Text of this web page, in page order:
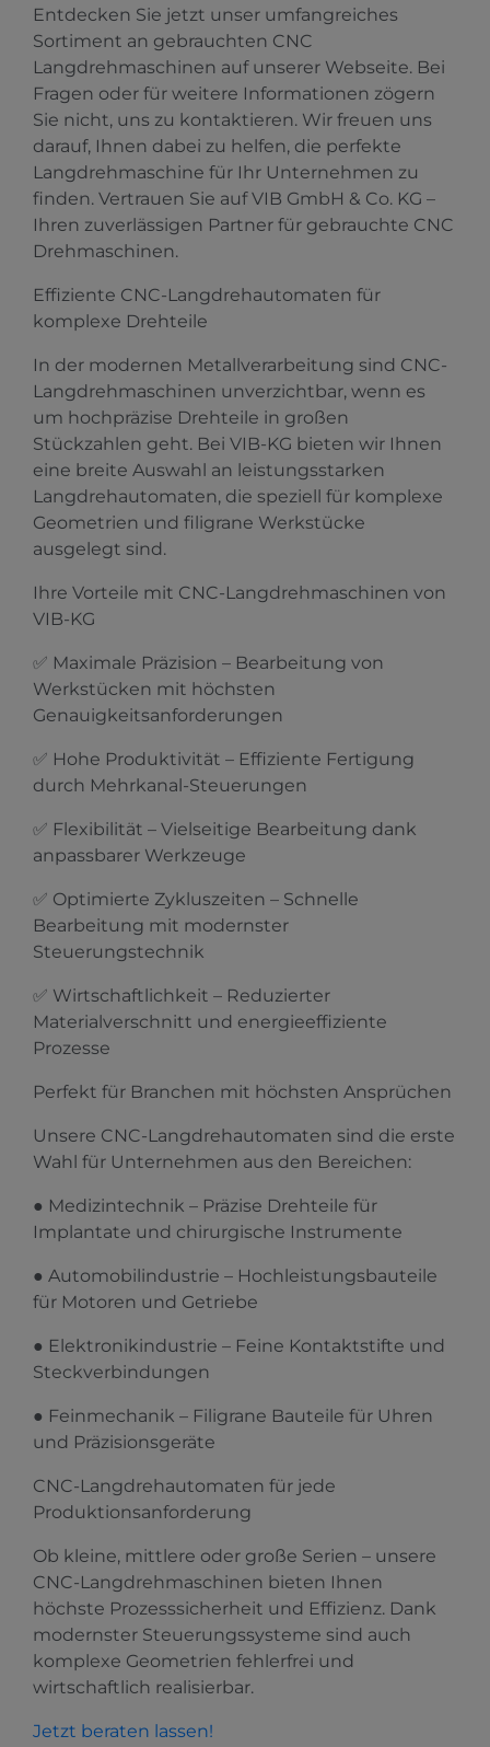
Entdecken Sie jetzt unser umfangreiches
Sortiment an gebrauchten CNC
Langdrehmaschinen auf unserer Webseite. Bei
Fragen oder für weitere Informationen zögern
Sie nicht, uns zu kontaktieren. Wir freuen uns
darauf, Ihnen dabei zu helfen, die perfekte
Langdrehmaschine für Ihr Unternehmen zu
finden. Vertrauen Sie auf VIB GmbH & Co. KG –
Ihren zuverlässigen Partner für gebrauchte CNC
Drehmaschinen.
Effiziente CNC-Langdrehautomaten für
komplexe Drehteile
In der modernen Metallverarbeitung sind CNC-
Langdrehmaschinen unverzichtbar, wenn es
um hochpräzise Drehteile in großen
Stückzahlen geht. Bei VIB-KG bieten wir Ihnen
eine breite Auswahl an leistungsstarken
Langdrehautomaten, die speziell für komplexe
Geometrien und filigrane Werkstücke
ausgelegt sind.
Ihre Vorteile mit CNC-Langdrehmaschinen von
VIB-KG
✅ Maximale Präzision – Bearbeitung von
Werkstücken mit höchsten
Genauigkeitsanforderungen
✅ Hohe Produktivität – Effiziente Fertigung
durch Mehrkanal-Steuerungen
✅ Flexibilität – Vielseitige Bearbeitung dank
anpassbarer Werkzeuge
✅ Optimierte Zykluszeiten – Schnelle
Bearbeitung mit modernster
Steuerungstechnik
✅ Wirtschaftlichkeit – Reduzierter
Materialverschnitt und energieeffiziente
Prozesse
Perfekt für Branchen mit höchsten Ansprüchen
Unsere CNC-Langdrehautomaten sind die erste
Wahl für Unternehmen aus den Bereichen:
● Medizintechnik – Präzise Drehteile für
Implantate und chirurgische Instrumente
● Automobilindustrie – Hochleistungsbauteile
für Motoren und Getriebe
● Elektronikindustrie – Feine Kontaktstifte und
Steckverbindungen
● Feinmechanik – Filigrane Bauteile für Uhren
und Präzisionsgeräte
CNC-Langdrehautomaten für jede
Produktionsanforderung
Ob kleine, mittlere oder große Serien – unsere
CNC-Langdrehmaschinen bieten Ihnen
höchste Prozesssicherheit und Effizienz. Dank
modernster Steuerungssysteme sind auch
komplexe Geometrien fehlerfrei und
wirtschaftlich realisierbar.
Jetzt beraten lassen!